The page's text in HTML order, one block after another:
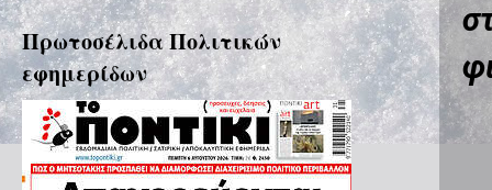
Πρωτοσέλιδα Πολιτικών
εφημερίδων